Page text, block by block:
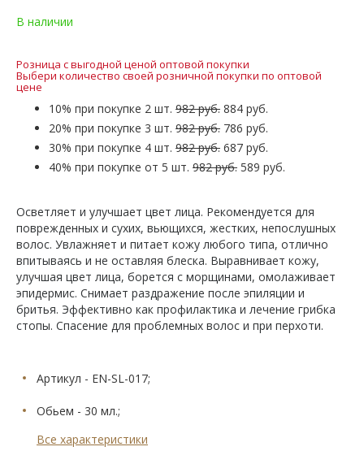
В наличии
Розница с выгодной ценой оптовой покупки
Выбери количество своей розничной покупки по оптовой
цене
10% при покупке 2 шт. 982 руб. 884 руб.
20% при покупке 3 шт. 982 руб. 786 руб.
30% при покупке 4 шт. 982 руб. 687 руб.
40% при покупке от 5 шт. 982 руб. 589 руб.
Осветляет и улучшает цвет лица. Рекомендуется для
поврежденных и сухих, вьющихся, жестких, непослушных
волос. Увлажняет и питает кожу любого типа, отлично
впитываясь и не оставляя блеска. Выравнивает кожу,
улучшая цвет лица, борется с морщинами, омолаживает
эпидермис. Снимает раздражение после эпиляции и
бритья. Эффективно как профилактика и лечение грибка
стопы. Спасение для проблемных волос и при перхоти.
Артикул - EN-SL-017;
Обьем - 30 мл.;
Все характеристики